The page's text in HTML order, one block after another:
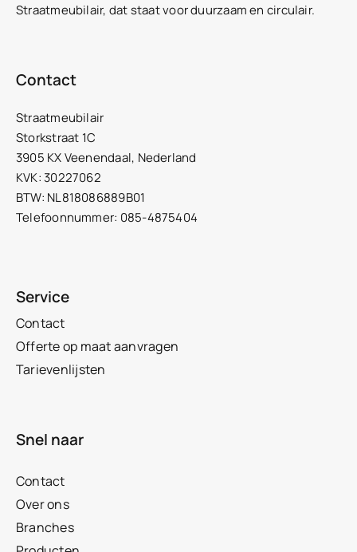
Straatmeubilair, dat staat voor duurzaam en circulair.
Contact
Straatmeubilair
Storkstraat 1C
3905 KX Veenendaal, Nederland
KVK: 30227062
BTW: NL818086889B01
Telefoonnummer: 085-4875404
Service
Contact
Offerte op maat aanvragen
Tarievenlijsten
Snel naar
Contact
Over ons
Branches